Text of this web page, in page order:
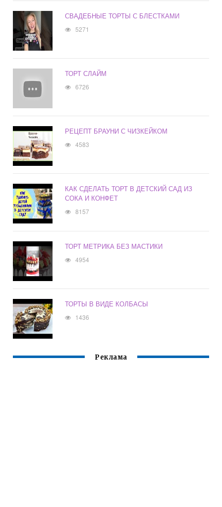
СВАДЕБНЫЕ ТОРТЫ С БЛЕСТКАМИ
5271
ТОРТ СЛАЙМ
6726
РЕЦЕПТ БРАУНИ С ЧИЗКЕЙКОМ
4583
КАК СДЕЛАТЬ ТОРТ В ДЕТСКИЙ САД ИЗ
СОКА И КОНФЕТ
8157
ТОРТ МЕТРИКА БЕЗ МАСТИКИ
4954
ТОРТЫ В ВИДЕ КОЛБАСЫ
1436
Реклама